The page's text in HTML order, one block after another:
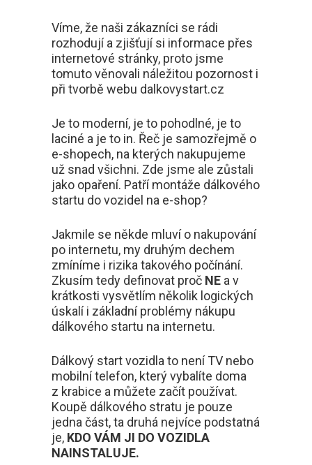
Víme, že naši zákazníci se rádi
rozhodují a zjišťují si informace přes
internetové stránky, proto jsme
tomuto věnovali náležitou pozornost i
při tvorbě webu dalkovystart.cz
Je to moderní, je to pohodlné, je to
laciné a je to in. Řeč je samozřejmě o
e-shopech, na kterých nakupujeme
už snad všichni. Zde jsme ale zůstali
jako opaření. Patří montáže dálkového
startu do vozidel na e-shop?
Jakmile se někde mluví o nakupování
po internetu, my druhým dechem
zmíníme i rizika takového počínání.
Zkusím tedy definovat proč NE a v
krátkosti vysvětlím několik logických
úskalí i základní problémy nákupu
dálkového startu na internetu.
Dálkový start vozidla to není TV nebo
mobilní telefon, který vybalíte doma
z krabice a můžete začít používat.
Koupě dálkového stratu je pouze
jedna část, ta druhá nejvíce podstatná
je, KDO VÁM JI DO VOZIDLA
NAINSTALUJE.